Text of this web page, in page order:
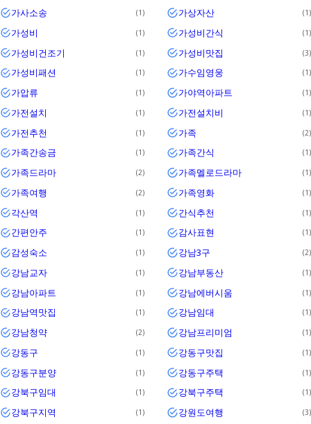
가사소송 1 가상자산 1
가성비 1 가성비간식 1
가성비건조기 1 가성비맛집 3
가성비패션 1 가수임영웅 1
가압류 1 가야역아파트 1
가전설치 1 가전설치비 1
가전추천 1 가족 2
가족간송금 1 가족간식 1
가족드라마 2 가족멜로드라마 1
가족여행 2 가족영화 1
각산역 1 간식추천 1
간편안주 1 감사표현 1
감성숙소 1 강남3구 2
강남교자 1 강남부동산 1
강남아파트 1 강남에버시움 1
강남역맛집 1 강남임대 1
강남청약 2 강남프리미엄 1
강동구 1 강동구맛집 1
강동구분양 1 강동구주택 1
강북구임대 1 강북구주택 1
강북구지역 1 강원도여행 3